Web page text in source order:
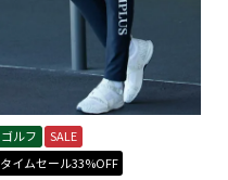
ゴルフ
SALE
タイムセール33%OFF